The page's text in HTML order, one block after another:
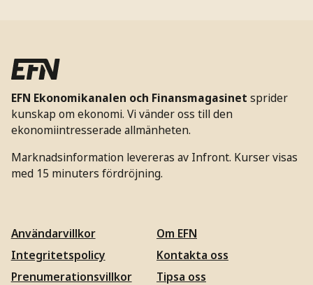
EFN Ekonomikanalen och Finansmagasinet sprider
kunskap om ekonomi. Vi vänder oss till den
ekonomiintresserade allmänheten.
Marknadsinformation levereras av Infront. Kurser visas
med 15 minuters fördröjning.
Användarvillkor
Integritetspolicy
Prenumerationsvillkor
Om EFN
Kontakta oss
Tipsa oss